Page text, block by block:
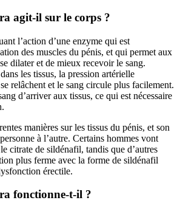
agit-il sur le corps ?
l’action d’une enzyme qui est
des muscles du pénis, et qui permet aux
dilater et de mieux recevoir le sang.
les tissus, la pression artérielle
relâchent et le sang circule plus facilement.
d’arriver aux tissus, ce qui est nécessaire
manières sur les tissus du pénis, et son
à l’autre. Certains hommes vont
citrate de sildénafil, tandis que d’autres
plus ferme avec la forme de sildénafil
érectile.
fonctionne-t-il ?